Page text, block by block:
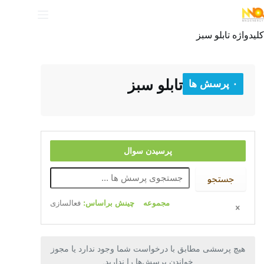
کلیدواژه تابلو سبز
تابلو سبز ۰ پرسش ها
پرسیدن سوال
جستجو
چینش براساس:فعالسازی مجموعه
هیچ پرسشی مطابق با درخواست شما وجود ندارد یا مجوز
خواندن پرسش‌ها را ندارید.